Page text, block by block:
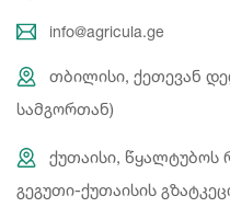
info@agricula.ge
თბილისი, ქეთევან
სამგორთან)
ქუთაისი, წყალტუბოს
გეგუთი-ქუთაისის